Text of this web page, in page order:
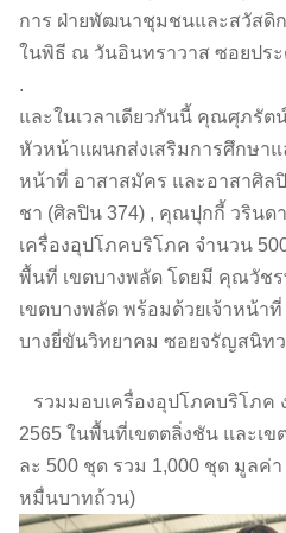
การ ฝ่ายพัฒนาชุมชนและสวัสดิ
ในพิธี ณ วันอินทราวาส ซอยประ
.
และในเวลาเดียวกันนี้ คุณศุภรัต
หัวหน้าแผนกส่งเสริมการศึกษา
หน้าที่ อาสาสมัคร และอาสาศิล
ชา (ศิลปิน 374) , คุณปุกกี้ วรินด
เครื่องอุปโภคบริโภค จำนวน
พื้นที่ เขตบางพลัด โดยมี คุณวัช
เขตบางพลัด พร้อมด้วยเจ้าหน้า
บางยี่ขันวิทยาคม ซอยจรัญสนิทว
รวมมอบเครื่องอุปโภคบริโภค
2565 ในพื้นที่เขตตลิ่งชัน และเข
ละ 500 ชุด รวม 1,000 ชุด มูลค่
หมื่นบาทถ้วน)